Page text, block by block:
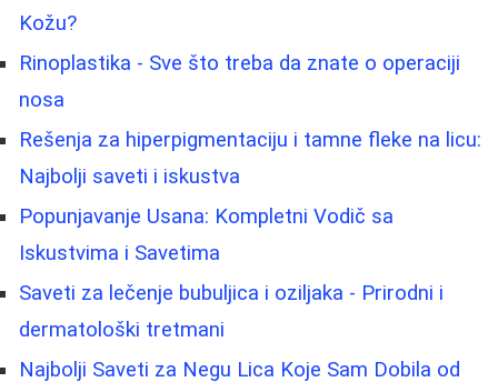
Kožu?
Rinoplastika - Sve što treba da znate o operaciji
nosa
Rešenja za hiperpigmentaciju i tamne fleke na licu:
Najbolji saveti i iskustva
Popunjavanje Usana: Kompletni Vodič sa
Iskustvima i Savetima
Saveti za lečenje bubuljica i oziljaka - Prirodni i
dermatološki tretmani
Najbolji Saveti za Negu Lica Koje Sam Dobila od